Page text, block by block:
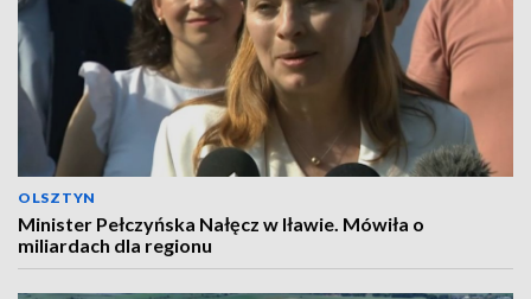
OLSZTYN
Minister Pełczyńska Nałęcz w Iławie. Mówiła o
miliardach dla regionu